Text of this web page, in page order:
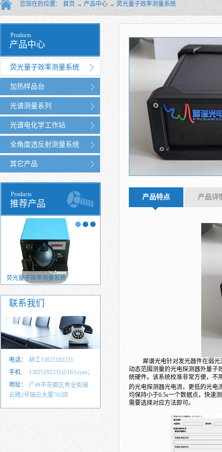
您现在的位置： 首页 → 产品中心 → 荧光量子效率测量系统
产品中心
Products
荧光量子效率测量系统
加热样品台
光谱测量系列
光谱电化学工作站
全角度透反射测量系统
其它产品
推荐产品
Products
电致发光效率测量系统（EQE）
联系我们
电话：
胡工13825192231
手机
号：
13825192231@163.com；
35857583@qq.com
地址：
广州市花都区秀全街瑞
云路2号瑞云大厦703房
产品特点 产品详
犀谱光电针对发光器件在弱
动态范围测量的光电探测器外量子
统硬件。该系统校准非常方便，不
的光电探测器光电流，更低的光电
均保持小于0.5s一个数据点，快速
需要选择对应方法即可。